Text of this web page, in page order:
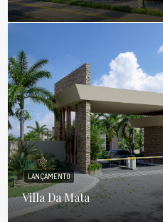
LANÇAMENTO
Villa Da Mata